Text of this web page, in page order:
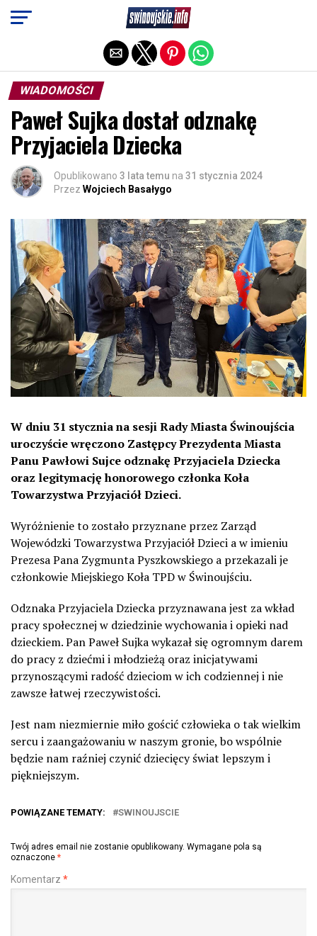
WIADOMOŚCI
Paweł Sujka dostał odznakę
Przyjaciela Dziecka
Opublikowano 3 lata temu na 31 stycznia 2024
Przez Wojciech Basałygo
W dniu 31 stycznia na sesji Rady Miasta Świnoujścia
uroczyście wręczono Zastępcy Prezydenta Miasta
Panu Pawłowi Sujce odznakę Przyjaciela Dziecka
oraz legitymację honorowego członka Koła
Towarzystwa Przyjaciół Dzieci.
Wyróżnienie to zostało przyznane przez Zarząd
Wojewódzki Towarzystwa Przyjaciół Dzieci a w imieniu
Prezesa Pana Zygmunta Pyszkowskiego a przekazali je
członkowie Miejskiego Koła TPD w Świnoujściu.
Odznaka Przyjaciela Dziecka przyznawana jest za wkład
pracy społecznej w dziedzinie wychowania i opieki nad
dzieckiem. Pan Paweł Sujka wykazał się ogromnym darem
do pracy z dziećmi i młodzieżą oraz inicjatywami
przynoszącymi radość dzieciom w ich codziennej i nie
zawsze łatwej rzeczywistości.
Jest nam niezmiernie miło gościć człowieka o tak wielkim
sercu i zaangażowaniu w naszym gronie, bo wspólnie
będzie nam raźniej czynić dziecięcy świat lepszym i
piękniejszym.
POWIĄZANE TEMATY: SWINOUJSCIE
Twój adres email nie zostanie opublikowany. Wymagane pola są
oznaczone *
Komentarz *
Exit mobile version